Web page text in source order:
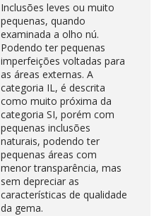
Inclusões leves ou muito
pequenas, quando
examinada a olho nú.
Podendo ter pequenas
imperfeições voltadas para
as áreas externas. A
categoria IL, é descrita
como muito próxima da
categoria SI, porém com
pequenas inclusões
naturais, podendo ter
pequenas áreas com
menor transparência, mas
sem depreciar as
características de qualidade
da gema.